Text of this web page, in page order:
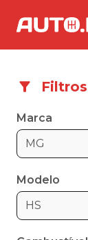
Filtros
Marca
MG
Modelo
HS